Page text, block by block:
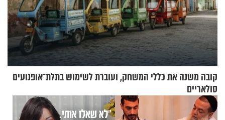
קובה משנה את כללי המשחק, ועוברת לשימוש בתלת־אופנועים
סולאריים